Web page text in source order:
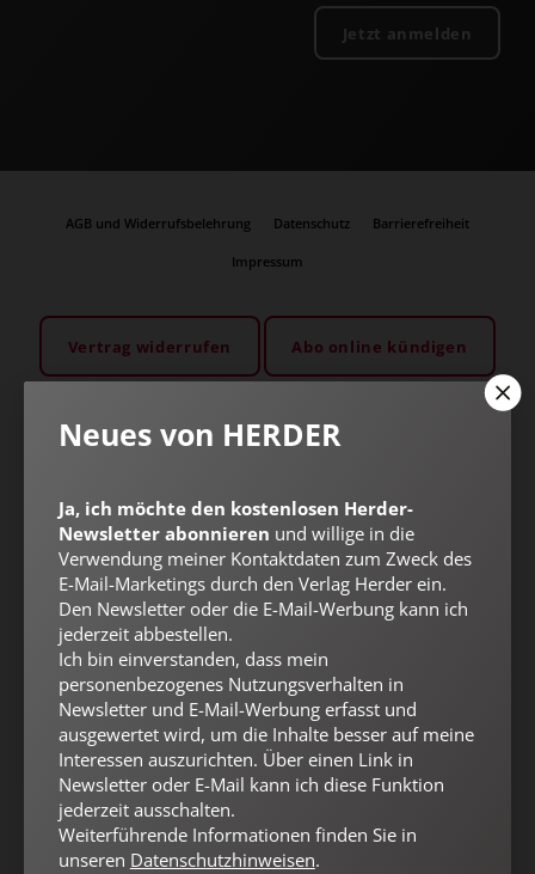
Jetzt anmelden
AGB und Widerrufsbelehrung Datenschutz Barrierefreiheit
Impressum
Vertrag widerrufen Abo online kündigen
Nach oben
Neues von HERDER
Ja, ich möchte den kostenlosen Herder-
Newsletter abonnieren und willige in die
Verwendung meiner Kontaktdaten zum Zweck des
E-Mail-Marketings durch den Verlag Herder ein.
Den Newsletter oder die E-Mail-Werbung kann ich
jederzeit abbestellen.
Ich bin einverstanden, dass mein
personenbezogenes Nutzungsverhalten in
Newsletter und E-Mail-Werbung erfasst und
ausgewertet wird, um die Inhalte besser auf meine
Interessen auszurichten. Über einen Link in
Newsletter oder E-Mail kann ich diese Funktion
jederzeit ausschalten.
Weiterführende Informationen finden Sie in
unseren Datenschutzhinweisen.